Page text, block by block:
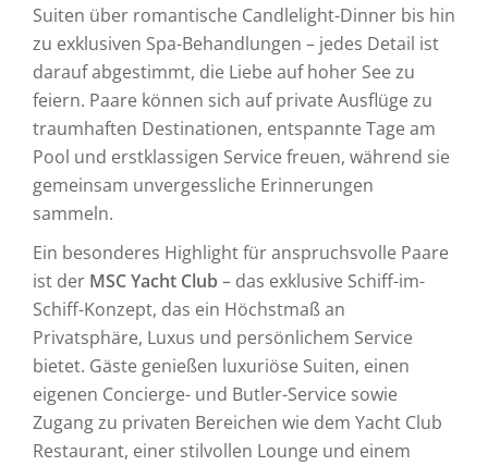
Suiten über romantische Candlelight-Dinner bis hin
zu exklusiven Spa-Behandlungen – jedes Detail ist
darauf abgestimmt, die Liebe auf hoher See zu
feiern. Paare können sich auf private Ausflüge zu
traumhaften Destinationen, entspannte Tage am
Pool und erstklassigen Service freuen, während sie
gemeinsam unvergessliche Erinnerungen
sammeln.
Ein besonderes Highlight für anspruchsvolle Paare
ist der MSC Yacht Club – das exklusive Schiff-im-
Schiff-Konzept, das ein Höchstmaß an
Privatsphäre, Luxus und persönlichem Service
bietet. Gäste genießen luxuriöse Suiten, einen
eigenen Concierge- und Butler-Service sowie
Zugang zu privaten Bereichen wie dem Yacht Club
Restaurant, einer stilvollen Lounge und einem